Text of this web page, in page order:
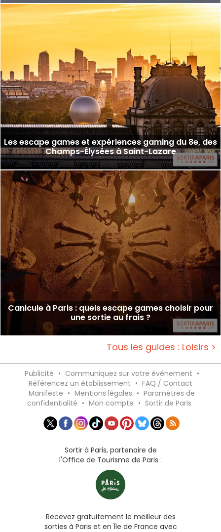
Les escape games et expériences gaming du 8e, des
Champs-Élysées à Saint-Lazare
Canicule à Paris : quels escape games choisir pour
une sortie au frais ?
Tous les guides : Loisirs >
Publicité • Communiquez sur votre événement •
Référencez un établissement • FAQ / Contact
Manifeste • Mentions légales • Paramètres de
confidentialité • Mon compte • Sortir de Paris
Sortir à Paris, partenaire de
l'Office de Tourisme de Paris :
Recevez gratuitement le meilleur des
sorties à Paris et en Île de France avec